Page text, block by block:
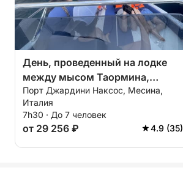
День, проведенный на лодке
между мысом Таормина,
островом Изола Белла и Сант-
Алессио.
Порт Джардини Наксос, Месина,
Италия
7h30 · До 7 человек
от 29 256 ₽ 4.9 (35)